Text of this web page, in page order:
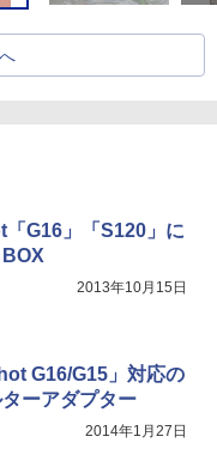
G16」「S120」に
2013年10月15日
G16/G15」対応の
ーアダプター
2014年1月27日